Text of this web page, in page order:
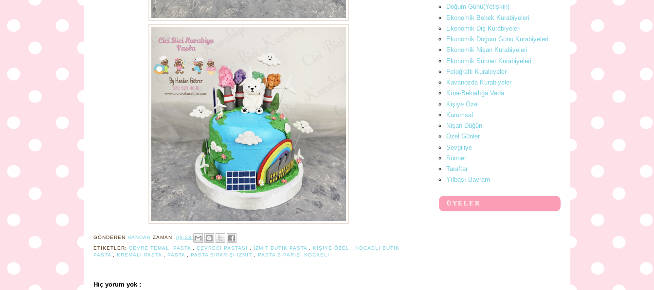
GÖNDEREN HANDAN ZAMAN: 06:38
ETIKETLER: ÇEVRE TEMALI PASTA ÇEVRECI PASTASI İZMIT BUTIK PASTA KIŞIYE ÖZEL
KOCAELI BUTIK
PASTA
KREMALI PASTA PASTA PASTA SIPARIŞI IZMIT PASTA SIPARIŞI KOCAELI
Hiç yorum yok :
Doğum Günü(Yetişkin)
Ekonomik Bebek Kurabiyeleri
Ekonomik Diş Kurabiyeleri
Ekonomik Doğum Günü Kurabiyeleri
Ekonomik Nişan Kurabiyeleri
Ekonomik Sünnet Kurabiyeleri
Fotoğraflı Kurabiyeler
Kavanozda Kurabiyeler
Kına-Bekarlığa Veda
Kişiye Özel
Kurumsal
Nişan-Düğün
Özel Günler
Sevgiliye
Sünnet
Taraftar
Yılbaşı-Bayram
ÜYELER